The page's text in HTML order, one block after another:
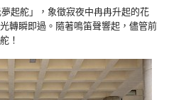
起舵」，象徵寂夜中冉冉升起的花
轉瞬即過。隨著鳴笛聲響起，儘管前
！